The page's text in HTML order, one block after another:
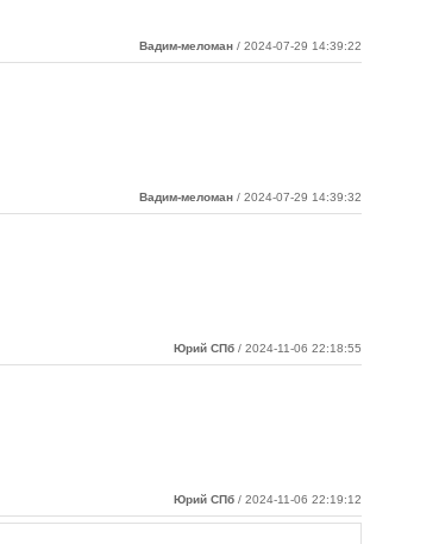
Вадим-меломан / 2024-07-29 14:39:22
Вадим-меломан / 2024-07-29 14:39:32
Юрий СПб / 2024-11-06 22:18:55
Юрий СПб / 2024-11-06 22:19:12